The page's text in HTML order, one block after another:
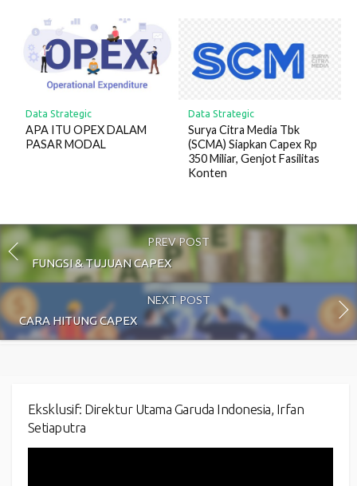
Data Strategic
APA ITU OPEX DALAM
PASAR MODAL
Data Strategic
Surya Citra Media Tbk
(SCMA) Siapkan Capex Rp
350 Miliar, Genjot Fasilitas
Konten
PREV POST
FUNGSI & TUJUAN CAPEX
NEXT POST
CARA HITUNG CAPEX
Eksklusif: Direktur Utama Garuda Indonesia, Irfan
Setiaputra